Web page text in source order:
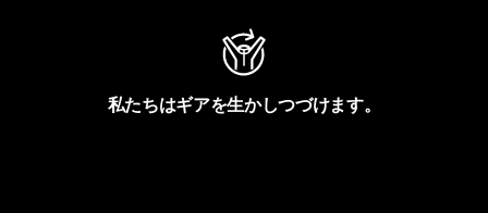
私たちはギアを生かしつづけます。